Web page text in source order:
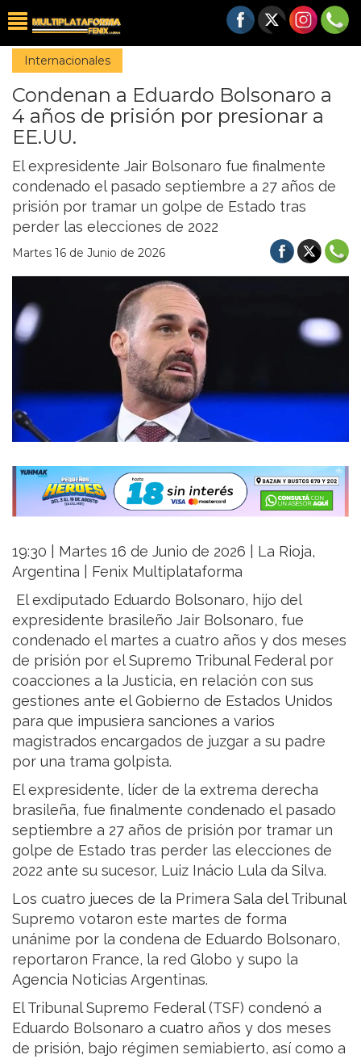
Internacionales
Condenan a Eduardo Bolsonaro a
4 años de prisión por presionar a
EE.UU.
El expresidente Jair Bolsonaro fue finalmente
condenado el pasado septiembre a 27 años de
prisión por tramar un golpe de Estado tras
perder las elecciones de 2022
Martes 16 de Junio de 2026
19:30 | Martes 16 de Junio de 2026 | La Rioja,
Argentina | Fenix Multiplataforma
El exdiputado Eduardo Bolsonaro, hijo del
expresidente brasileño Jair Bolsonaro, fue
condenado el martes a cuatro años y dos meses
de prisión por el Supremo Tribunal Federal por
coacciones a la Justicia, en relación con sus
gestiones ante el Gobierno de Estados Unidos
para que impusiera sanciones a varios
magistrados encargados de juzgar a su padre
por una trama golpista.
El expresidente, líder de la extrema derecha
brasileña, fue finalmente condenado el pasado
septiembre a 27 años de prisión por tramar un
golpe de Estado tras perder las elecciones de
2022 ante su sucesor, Luiz Inácio Lula da Silva.
Los cuatro jueces de la Primera Sala del Tribunal
Supremo votaron este martes de forma
unánime por la condena de Eduardo Bolsonaro,
reportaron France, la red Globo y supo la
Agencia Noticias Argentinas.
El Tribunal Supremo Federal (TSF) condenó a
Eduardo Bolsonaro a cuatro años y dos meses
de prisión, bajo régimen semiabierto, así como a